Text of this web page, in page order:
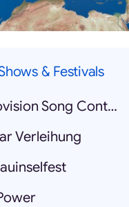
& Festivals
Eurovision Song Contest
Verleihung